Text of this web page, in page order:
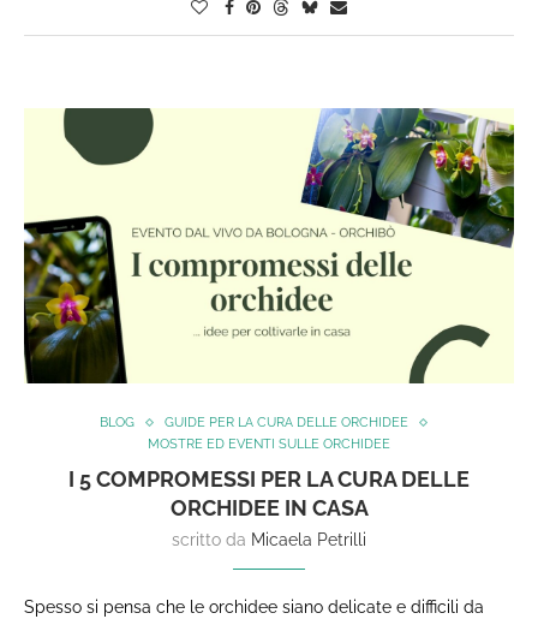
BLOG
GUIDE PER LA CURA DELLE ORCHIDEE
MOSTRE ED EVENTI SULLE ORCHIDEE
I 5 COMPROMESSI PER LA CURA DELLE
ORCHIDEE IN CASA
scritto da Micaela Petrilli
Spesso si pensa che le orchidee siano delicate e difficili da